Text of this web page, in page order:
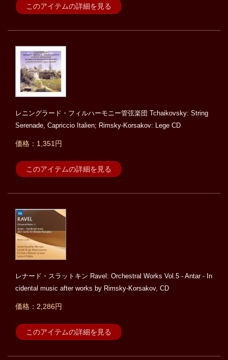
このアイテムの詳細を見る
レニングラード・フィルハーモニー管弦楽団 Tchaikovsky: String
Serenade, Capriccio Italien; Rimsky-Korsakov: Lege CD
価格：1,351円
このアイテムの詳細を見る
レナード・スラットキン Ravel: Orchestral Works Vol.5 - Antar - In
cidental music after works by Rimsky-Korsakov, CD
価格：2,286円
このアイテムの詳細を見る